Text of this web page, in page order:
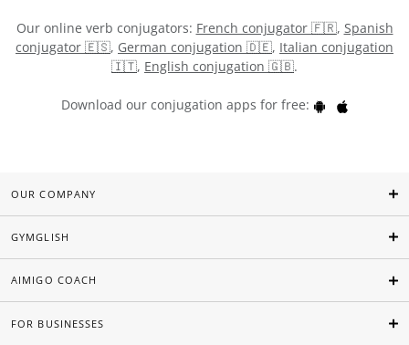
Our online verb conjugators: French conjugator 🇫🇷, Spanish
conjugator 🇪🇸, German conjugation 🇩🇪, Italian conjugation
🇮🇹, English conjugation 🇬🇧.
Download our conjugation apps for free:
OUR COMPANY
GYMGLISH
AIMIGO COACH
FOR BUSINESSES